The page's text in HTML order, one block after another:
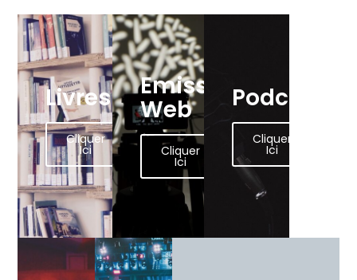
Livres
Cliquer
Ici
Emissions
Web
Cliquer
Ici
Podcasts
Cliquer
Ici